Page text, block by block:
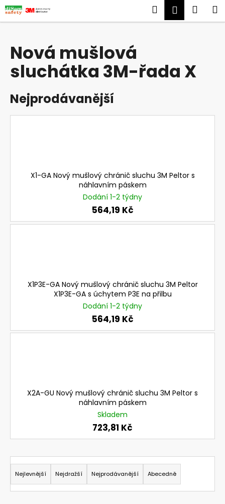
Přejít
na
obsah
Hledat
Nová mušlová
sluchátka 3M-řada X
Nejprodávanější
X1-GA Nový mušlový chránič sluchu 3M Peltor s
náhlavním páskem
Dodání 1-2 týdny
564,19 Kč
X1P3E-GA Nový mušlový chránič sluchu 3M Peltor
X1P3E-GA s úchytem P3E na přilbu
Dodání 1-2 týdny
564,19 Kč
X2A-GU Nový mušlový chránič sluchu 3M Peltor s
náhlavním páskem
Skladem
723,81 Kč
Ř
a
z
Nejlevnější Nejdražší Nejprodávanější Abecedně
K
o Zpět
Zpět
C
o
p
o
t
ř
n
u
u
e
m